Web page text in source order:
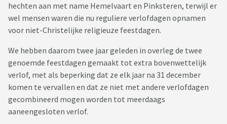
hechten aan met name Hemelvaart en Pinksteren, terwijl er
wel mensen waren die nu reguliere verlofdagen opnamen
voor niet-Christelijke religieuze feestdagen.
We hebben daarom twee jaar geleden in overleg de twee
genoemde feestdagen gemaakt tot extra bovenwettelijk
verlof, met als beperking dat ze elk jaar na 31 december
komen te vervallen en dat ze niet met andere verlofdagen
gecombineerd mogen worden tot meerdaags
aaneengesloten verlof.